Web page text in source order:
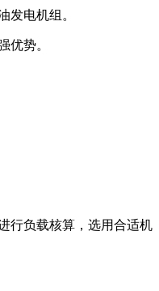
电机组。
势。
负载核算，选用合适机